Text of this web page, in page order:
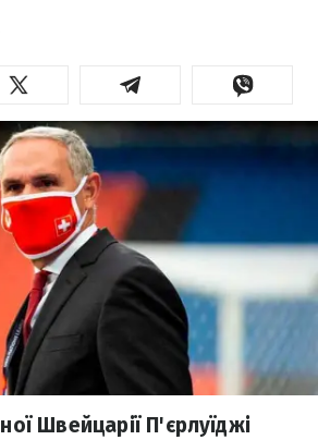
Швейцарії П'єрлуїджі